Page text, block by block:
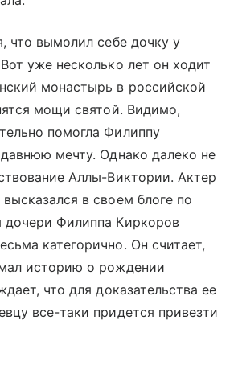
что вымолил себе дочку у
уже несколько лет он ходит
монастырь в российской
мощи святой. Видимо,
помогла Филиппу
мечту. Однако далеко не
Аллы-Виктории. Актер
в своем блоге по
дочери Филиппа Киркоров
категорично. Он считает,
историю о рождении
что для доказательства ее
все-таки придется привезти